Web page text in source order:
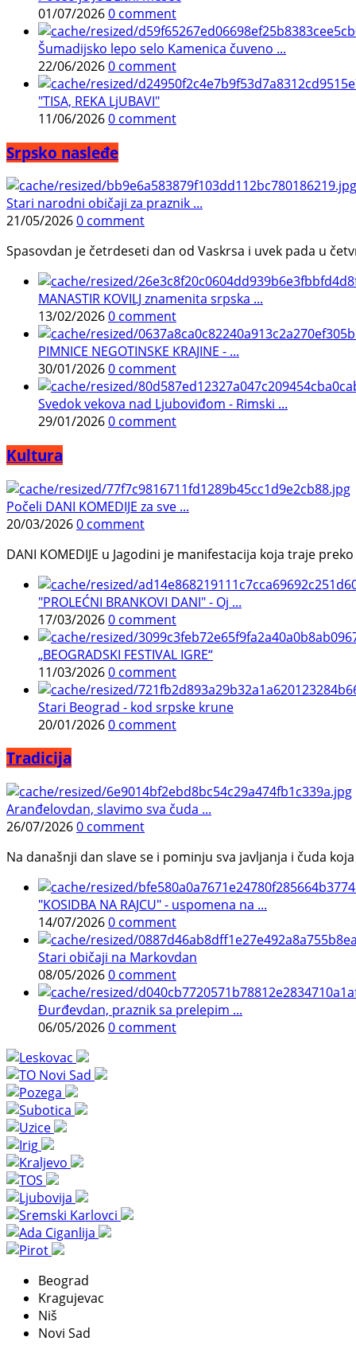
01/07/20260 comment
Šumadijsko lepo selo Kamenica čuveno ...
22/06/20260 comment
"TISA, REKA LjUBAVI"
11/06/20260 comment
Srpsko nasleđe
Stari narodni običaji za praznik ...
21/05/20260 comment
Spasovdan je četrdeseti dan od Vaskrsa i uvek pada u
MANASTIR KOVILJ znamenita srpska ...
13/02/20260 comment
PIMNICE NEGOTINSKE KRAJINE - ...
30/01/20260 comment
Svedok vekova nad Ljuboviđom - Rimski ...
29/01/20260 comment
Kultura
Počeli DANI KOMEDIJE za sve ...
20/03/20260 comment
DANI KOMEDIJE u Jagodini je manifestacija koja traje
"PROLEĆNI BRANKOVI DANI" - Oj ...
17/03/20260 comment
„BEOGRADSKI FESTIVAL IGRE“
11/03/20260 comment
Stari Beograd - kod srpske krune
20/01/20260 comment
Tradicija
Aranđelovdan, slavimo sva čuda ...
26/07/20260 comment
Na današnji dan slave se i pominju sva javljanja i čuda
"KOSIDBA NA RAJCU" - uspomena na ...
14/07/20260 comment
Stari običaji na Markovdan
08/05/20260 comment
Đurđevdan, praznik sa prelepim ...
06/05/20260 comment
Beograd
Kragujevac
Niš
Novi Sad